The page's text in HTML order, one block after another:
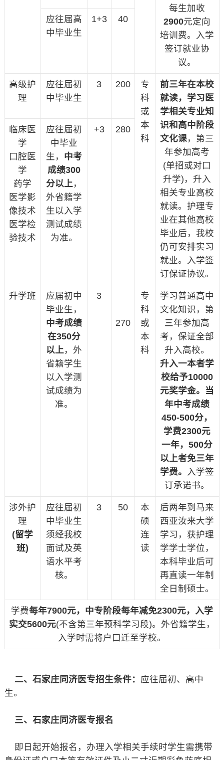
每生加收
2900元定向
培训费。入学
签订就业协
议。
应往届高
中毕业生
1+3 40
高级护
理
应往届初
中毕业生
3 200
专
科
或
本
科
前三年在本校
就读，学习医
学相关专业知
识和高中阶段
文化课，第三
年参加高考
(单招或对口
升学)，升入
相关专业高校
就读。护理专
业在其他高校
毕业后，我校
仍可安排实习
就业。入学签
订保证协议。
临床医
学
口腔医
学
药学
医学影
像技术
医学检
验技术
应往届初
中毕业
生， 中考
成绩300
分以上，
外省籍学
生以入学
测试成绩
为准。
+3 280
升学班
应届初中
毕业生，
中考成绩
在350分
以上，外
省籍学生
以入学测
试成绩为
准。
3
270
专
科
或
本
科
学习普通高中
文化知识，第
三年参加高
考，保证全部
升入高校。
升入一本者学
校给予10000
元奖学金。当
年中考成绩
450-500分，
学费2300元
一年，500分
以上者免三年
学费。 入学签
订承诺书。
涉外护
理
(留学
班)
应往届初
中毕业生
须经我校
面试及英
语水平考
核。
3 50
本
硕
连
读
后两年到马来
西亚汝来大学
学习，获护理
学学士学位，
本科毕业后可
再直读一年制
全日制硕士。
学费每年7900元，中专阶段每年减免2300元，入学
实交5600元(不含第三年预科学习段)。外省籍学生，
入学时需将户口迁至学校。
二、石家庄同济医专招生条件： 应往届初、高中
生。
三、石家庄同济医专报名
即日起开始报名，办理入学相关手续时学生需携带